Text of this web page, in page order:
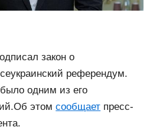
закон о
референдум.
было одним из его
этомсообщает пресс-